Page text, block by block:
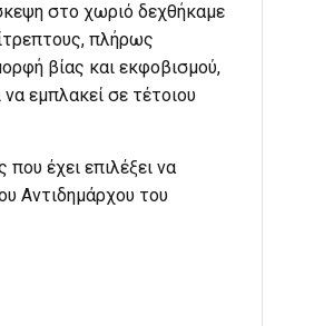
στο χωριό δεχθήκαμε
πλήρως
βίας και εκφοβισμού,
εμπλακεί σε τέτοιου
έχει επιλέξει να
Αντιδημάρχου του